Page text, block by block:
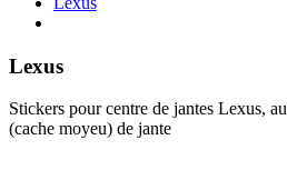
Lexus
Stickers pour centre de jantes Lexus,
(cache moyeu) de jante